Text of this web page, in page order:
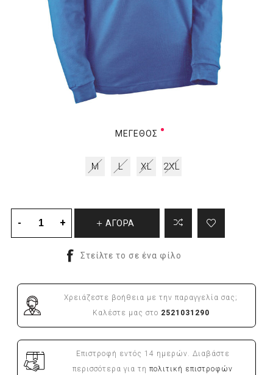
ΜΈΓΕΘΟΣ
M L XL 2XL
ΑΓΟΡΑ
Χρειάζεστε βοήθεια με την παραγγελία σας;
Καλέστε μας στο 2521031290
Επιστροφή εντός 14 ημερών. Διαβάστε
περισσότερα για τηπολιτική επιστροφών